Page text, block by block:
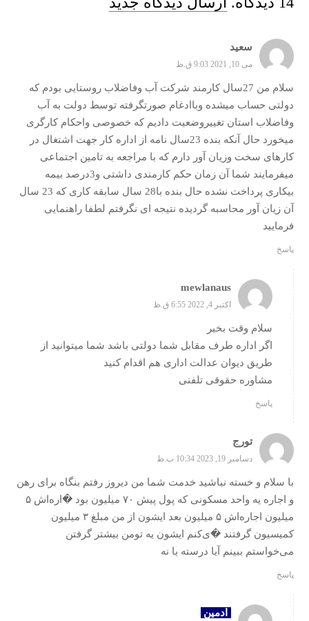
سعید
می 10, 2021 9:03 ق.ظ
سلام من 27سال کارمند شرکت آب وفاضلاب روستایی بودم که
دولتی حساب میشده وباادغام صورتگرفته توسط دولت به آب
وفاضلاب استان تغییروضعیت دادیم که خصوصی واحکام کارگری
میخورد حال آنکه بنده 23سال نامه از اداره کار جهت اشتغال در
کارهای سخت وزیان آور دارم که با مراجعه به تامین اجتماعی
میفرمایند شما آن زمان حکم کارمندی داشتی و3درصد بیمه
بیکاری پرداخت نشده حال بنده با28 سال سابقه کاری که 23 سال
آن زیان آور محاسبه گردیده نتیجه ای نگرفتم لطفا راهنمایی
فرمایید
پاسخ
mewlanaus
اکتبر 4, 2022 6:55 ق.ظ
سلام وقت بخیر
اگر اداره طرف مقابل شما دولتی باشد شما میتوانید از
طریق دیوان عدالت اداری هم اقدام کنید
مشاوره حقوقی تلفنی
پاسخ
تورج
دسامبر 19, 2023 10:34 ب.ظ
با سلام و خسته نباشید خدمت شما من دیروز رفتم بنگاه برای رهن
و اجاره یه واحد مسکونی که پول پیش ۷۰ میلیون بود �اره‌اش ۵
میلیون اجاره‌اش ۵ میلیون بعد ایشون از من مبلغ ۳ میلیون
کمیسیون گرفتند �ی‌کنم ایشون یه تومن بیشتر گرفتن
می‌خواستم ببینم آیا درسته یا نه
پاسخ
ادمین